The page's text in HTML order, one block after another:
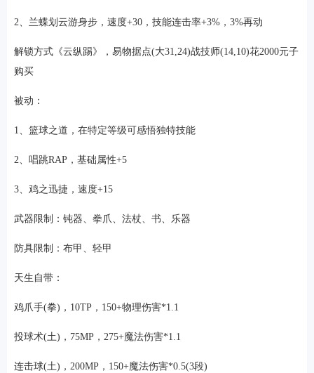
2、兰蝶划云游身步，速度+30，技能连击率+3%，3%再动
解锁方式《云纵踢》，易物据点(大31,24)战技师(14,10)花2000元子
购买
被动：
1、篮球之道，在特定等级可感悟独特技能
2、唱跳RAP，基础属性+5
3、鸡之迅捷，速度+15
武器限制：钝器、拳爪、法杖、书、乐器
防具限制：布甲、轻甲
天生自带：
鸡爪手(拳)，10TP，150+物理伤害*1.1
投球术(土)，75MP，275+魔法伤害*1.1
连击球(土)，200MP，150+魔法伤害*0.5(3段)